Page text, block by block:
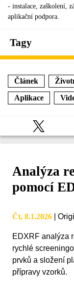
- instalace, zaškolení,
aplikační podpora.
Tagy
Článek
Aplikace
Analýza
pomocí
Čt, 8.1.2026
EDXRF analýza
rychlé
prvků a složení
přípravy vzorků.